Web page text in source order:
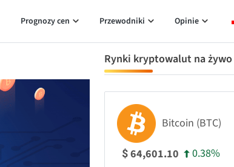
Prognozy cen Przewodniki Opinie
Rynki kryptowalut na żywo
Bitcoin (BTC)
$64,601.10 0.38%